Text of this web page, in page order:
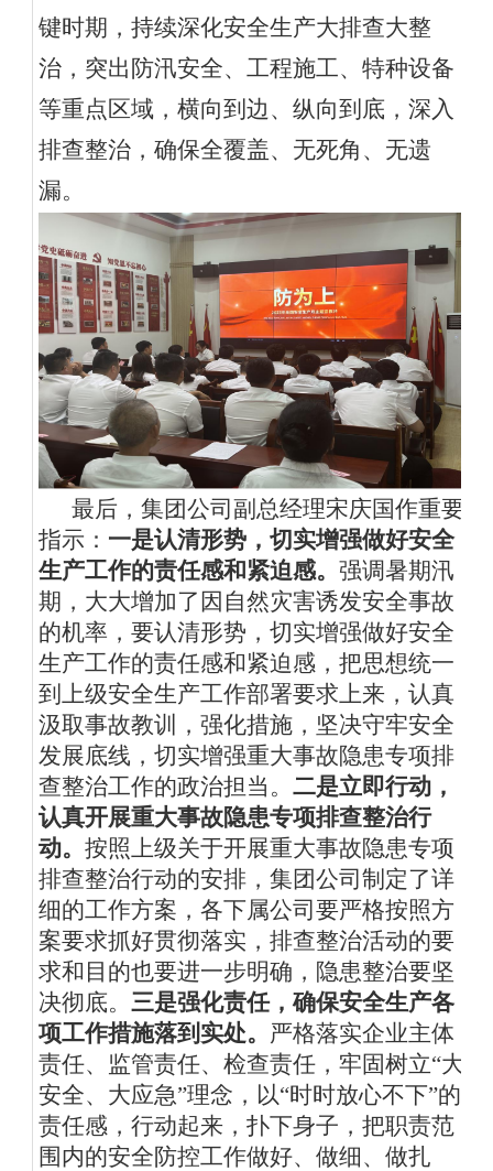
键时期，持续深化安全生产大排查大整
治，突出防汛安全、工程施工、特种设备
等重点区域，横向到边、纵向到底，深入
排查整治，确保全覆盖、无死角、无遗
漏。
最后，集团公司副总经理宋庆国作重要
指示： 一是认清形势，切实增强做好安全
生产工作的责任感和紧迫感。 强调暑期汛
期，大大增加了因自然灾害诱发安全事故
的机率，要认清形势，切实增强做好安全
生产工作的责任感和紧迫感，把思想统一
到上级安全生产工作部署要求上来，认真
汲取事故教训，强化措施，坚决守牢安全
发展底线，切实增强重大事故隐患专项排
查整治工作的政治担当。 二是立即行动，
认真开展重大事故隐患专项排查整治行
动。 按照上级关于开展重大事故隐患专项
排查整治行动的安排，集团公司制定了详
细的工作方案，各下属公司要严格按照方
案要求抓好贯彻落实，排查整治活动的要
求和目的也要进一步明确，隐患整治要坚
决彻底。 三是强化责任，确保安全生产各
项工作措施落到实处。 严格落实企业主体
责任、监管责任、检查责任，牢固树立“大
安全、大应急”理念，以“时时放心不下”的
责任感，行动起来，扑下身子，把职责范
围内的安全防控工作做好、做细、做扎